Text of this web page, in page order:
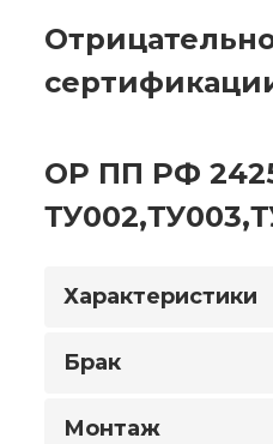
ОР ПП РФ
Характеристики
Брак
Монтаж